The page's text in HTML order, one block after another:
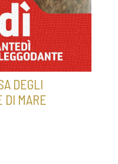
DEGLI
DI MARE